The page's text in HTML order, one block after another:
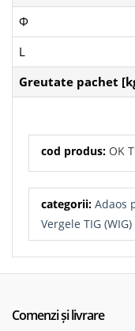
Φ
L
Greutate pachet
cod produs: OK
categorii: Adaos
Vergele TIG
Comenzi și livrare